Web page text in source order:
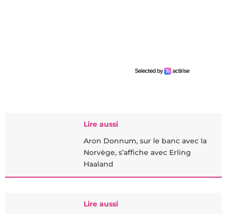
Lire aussi
Aron Donnum, sur le banc avec la
Norvège, s’affiche avec Erling
Haaland
Lire aussi